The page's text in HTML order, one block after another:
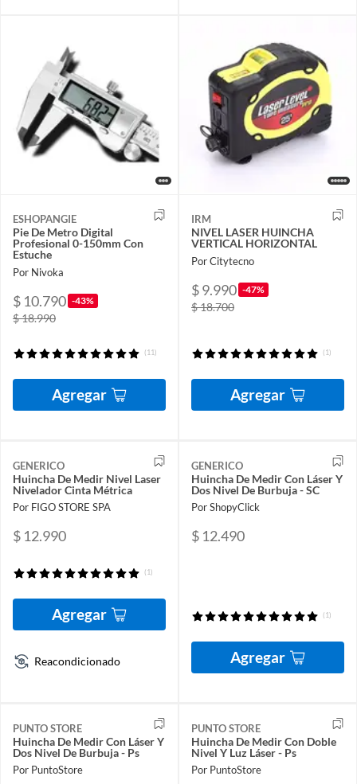
ESHOPANGIE
Pie De Metro Digital
Profesional 0-150mm Con
Estuche
Por Nivoka
$ 10.790 -43%
$ 18.990
(11)
Agregar
IRM
NIVEL LASER HUINCHA
VERTICAL HORIZONTAL
Por Citytecno
$ 9.990 -47%
$ 18.700
(1)
Agregar
GENERICO
Huincha De Medir Nivel Laser
Nivelador Cinta Métrica
Por FIGO STORE SPA
$ 12.990
(1)
Agregar
Reacondicionado
GENERICO
Huincha De Medir Con Láser Y
Dos Nivel De Burbuja - SC
Por ShopyClick
$ 12.490
(1)
Agregar
PUNTO STORE
Huincha De Medir Con Láser Y
Dos Nivel De Burbuja - Ps
Por PuntoStore
PUNTO STORE
Huincha De Medir Con Doble
Nivel Y Luz Láser - Ps
Por PuntoStore